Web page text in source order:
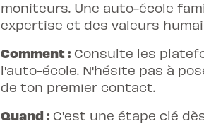
moniteurs. Une auto-école
expertise et des valeurs
Comment : Consulte les
l'auto-école. N'hésite pas à
de ton premier contact.
Quand : C'est une étape clé